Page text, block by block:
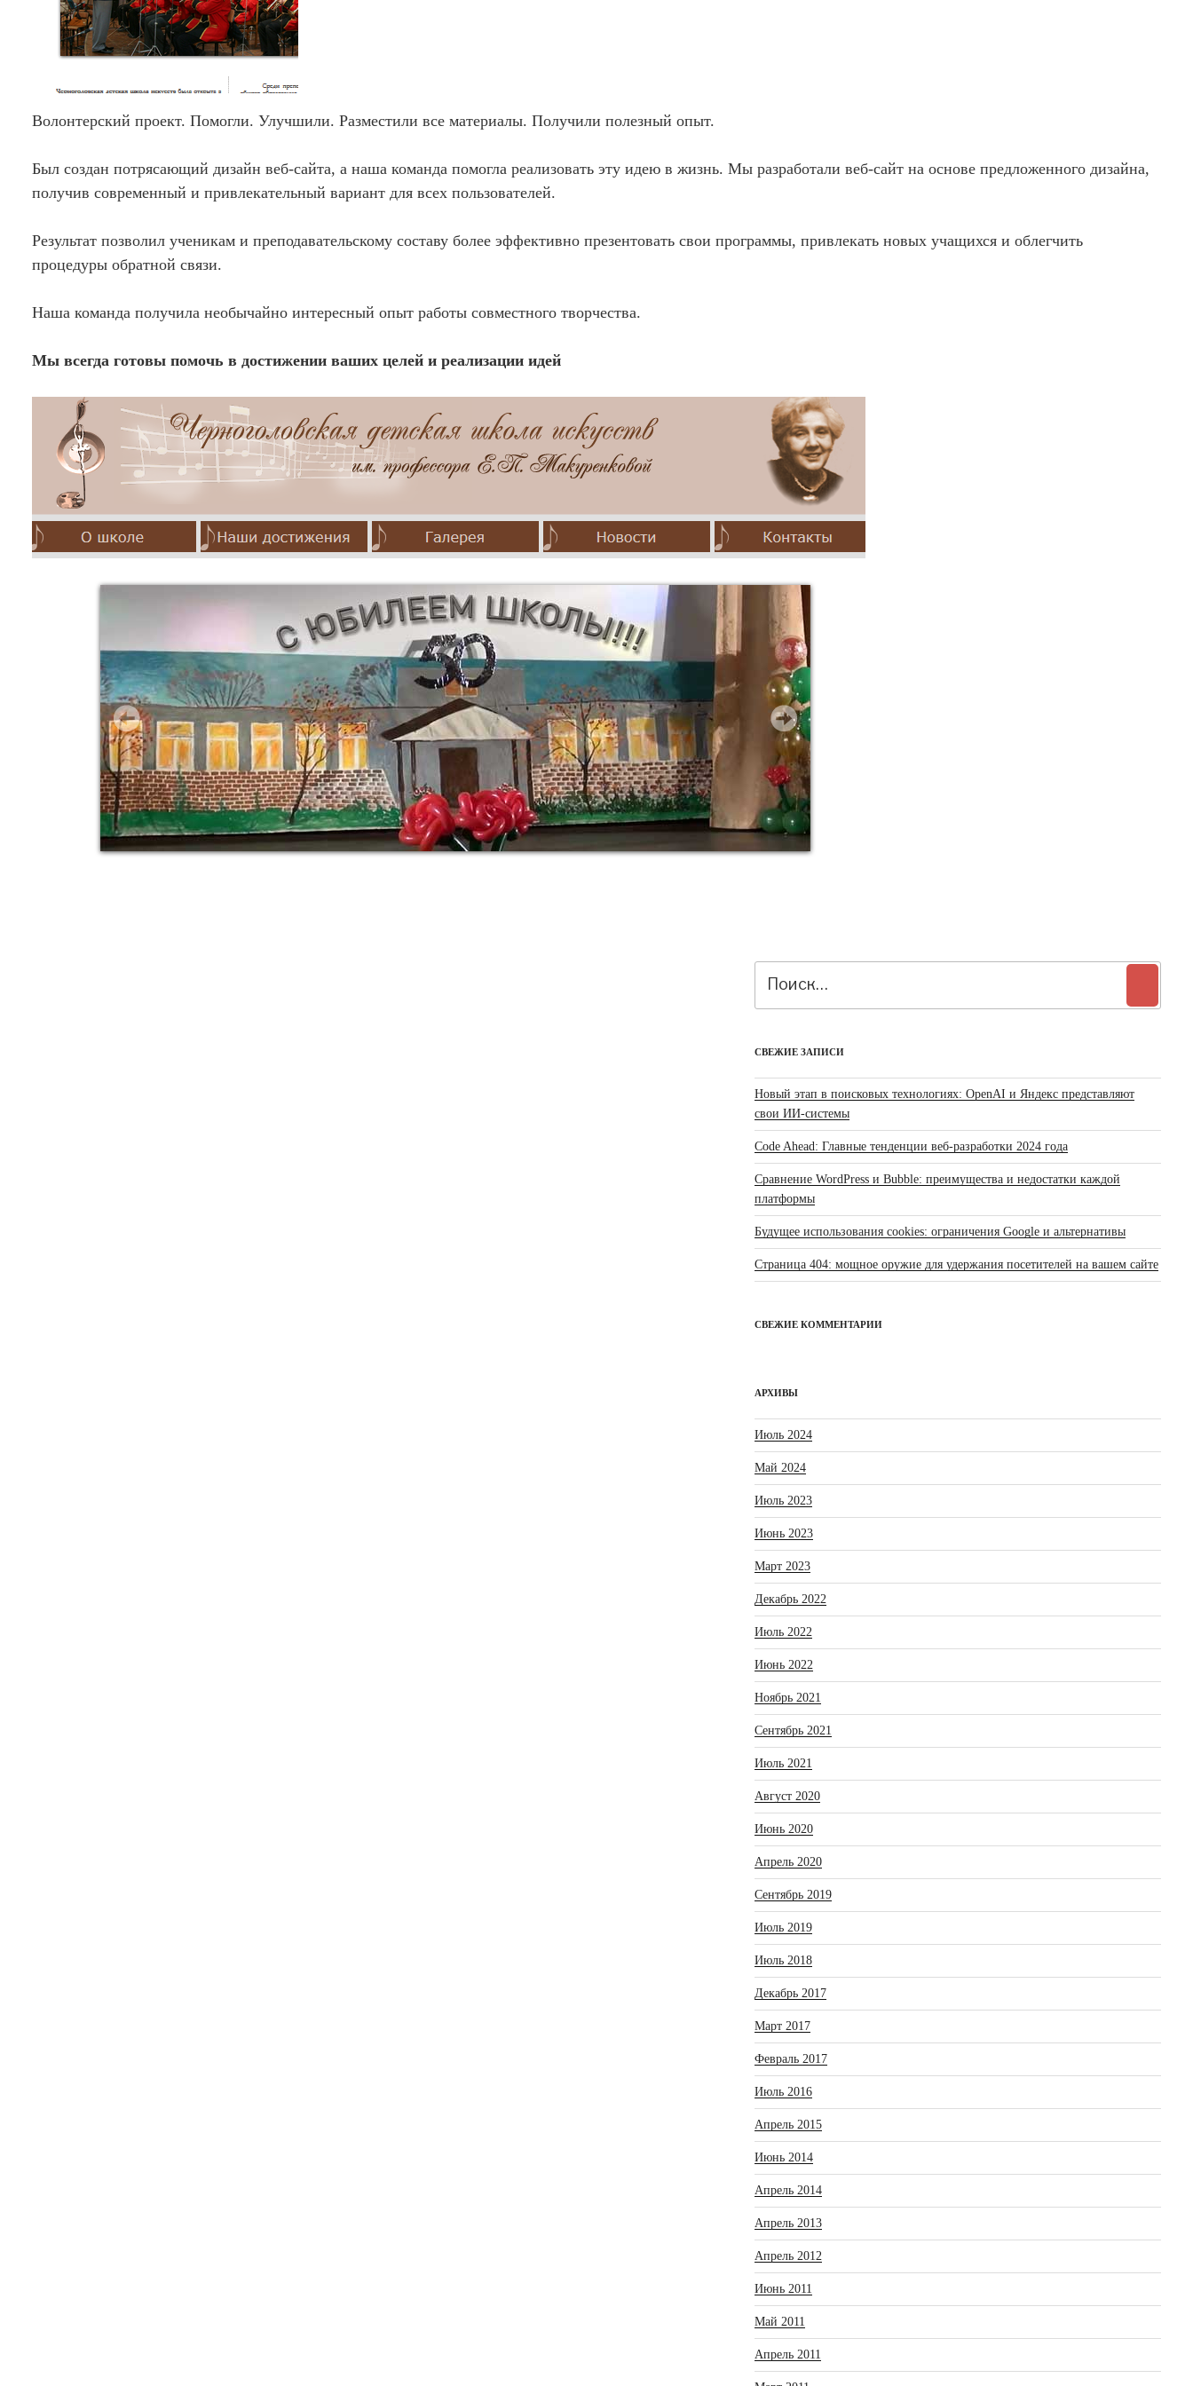
Волонтерский проект. Помогли. Улучшили. Разместили все материалы. Получили полезный опыт.
Был создан потрясающий дизайн веб-сайта, а наша команда помогла реализовать эту идею в жизнь. Мы разработали веб-сайт на основе предложенного дизайна,
получив современный и привлекательный вариант для всех пользователей.
Результат позволил ученикам и преподавательскому составу более эффективно презентовать свои программы, привлекать новых учащихся и облегчить
процедуры обратной связи.
Наша команда получила необычайно интересный опыт работы совместного творчества.
Мы всегда готовы помочь в достижении ваших целей и реализации идей
СВЕЖИЕ ЗАПИСИ
Новый этап в поисковых технологиях: OpenAI и Яндекс представляют
свои ИИ-системы
Code Ahead: Главные тенденции веб-разработки 2024 года
Сравнение WordPress и Bubble: преимущества и недостатки каждой
платформы
Будущее использования cookies: ограничения Google и альтернативы
Страница 404: мощное оружие для удержания посетителей на вашем сайте
СВЕЖИЕ КОММЕНТАРИИ
АРХИВЫ
Июль 2024
Май 2024
Июль 2023
Июнь 2023
Март 2023
Декабрь 2022
Июль 2022
Июнь 2022
Ноябрь 2021
Сентябрь 2021
Июль 2021
Август 2020
Июнь 2020
Апрель 2020
Сентябрь 2019
Июль 2019
Июль 2018
Декабрь 2017
Март 2017
Февраль 2017
Июль 2016
Апрель 2015
Июнь 2014
Апрель 2014
Апрель 2013
Апрель 2012
Июнь 2011
Май 2011
Апрель 2011